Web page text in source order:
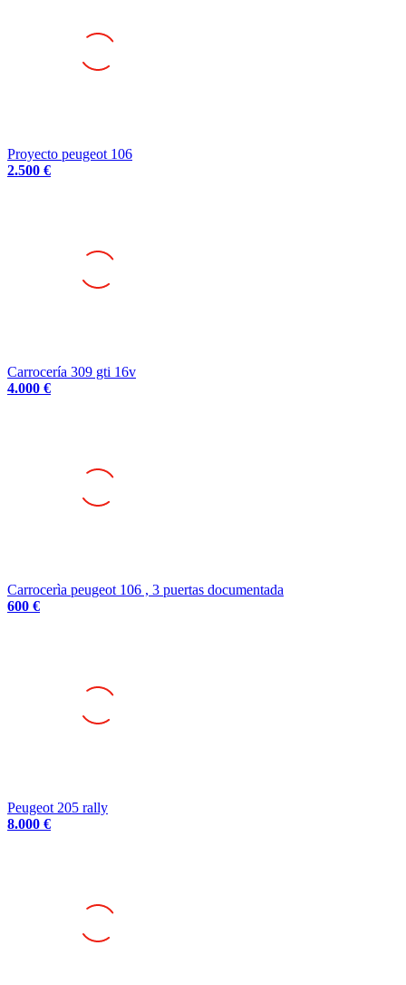
Proyecto peugeot 106
2.500 €
Carrocería 309 gti 16v
4.000 €
Carrocerìa peugeot 106 , 3 puertas documentada
600 €
Peugeot 205 rally
8.000 €